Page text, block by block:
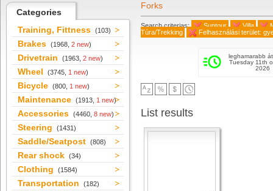
Categories
Training, Fittness (103)
Brakes (1968, 2 new)
Drivetrain (1963, 2 new)
Wheel (3745, 1 new)
Bicycle (800, 1 new)
Maintenance (1913, 1 new)
Accessories (4460, 8 new)
Steering (1431)
Saddle/Seatpost (808)
Rear shock (34)
Clothing (1584)
Transportation (182)
Forks
Search criterias: Suntour Villa
Túra/Trekking
Felhasználási terület:
leghamarabb
Tuesday 11th
2026
List results